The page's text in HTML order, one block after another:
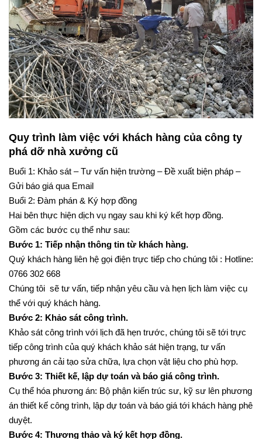
Quy trình làm việc với khách hàng của công ty
phá dỡ nhà xưởng cũ
Buổi 1: Khảo sát – Tư vấn hiện trường – Đề xuất biện pháp –
Gửi báo giá qua Email
Buổi 2: Đàm phán & Ký hợp đồng
Hai bên thực hiện dịch vụ ngay sau khi ký kết hợp đồng.
Gồm các bước cụ thể như sau:
Bước 1: Tiếp nhận thông tin từ khách hàng.
Quý khách hàng liên hệ gọi điện trực tiếp cho chúng tôi : Hotline:
0766 302 668
Chúng tôi sẽ tư vấn, tiếp nhận yêu cầu và hẹn lịch làm việc cụ
thể với quý khách hàng.
Bước 2: Khảo sát công trình.
Khảo sát công trình với lịch đã hẹn trước, chúng tôi sẽ tới trực
tiếp công trình của quý khách khảo sát hiện trạng, tư vấn
phương án cải tạo sửa chữa, lựa chọn vật liệu cho phù hợp.
Bước 3: Thiết kế, lập dự toán và báo giá công trình.
Cụ thể hóa phương án: Bộ phận kiến trúc sư, kỹ sư lên phương
án thiết kế công trình, lập dự toán và báo giá tới khách hàng phê
duyệt.